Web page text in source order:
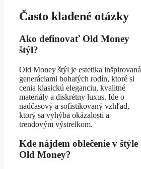
Často kladené otázky
Ako definovať Old Money
štýl?
Old Money štýl je estetika inšpirovaná
generáciami bohatých rodín, ktoré si
cenia klasickú eleganciu, kvalitné
materiály a diskrétny luxus. Ide o
nadčasový a sofistikovaný vzhľad,
ktorý sa vyhýba okázalosti a
trendovým výstrelkom.
Kde nájdem oblečenie v štýle
Old Money?